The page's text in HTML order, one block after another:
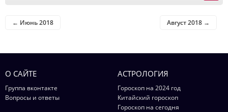
← Июнь 2018 Август 2018 →
О САЙТЕ
Группа вконтакте
Вопросы и ответы
АСТРОЛОГИЯ
Гороскоп на 2024 год
Китайский гороскоп
Гороскоп на сегодня